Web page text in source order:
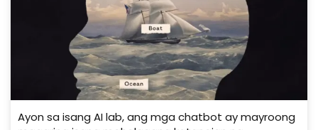
Ayon sa isang AI lab, ang mga chatbot ay mayroong